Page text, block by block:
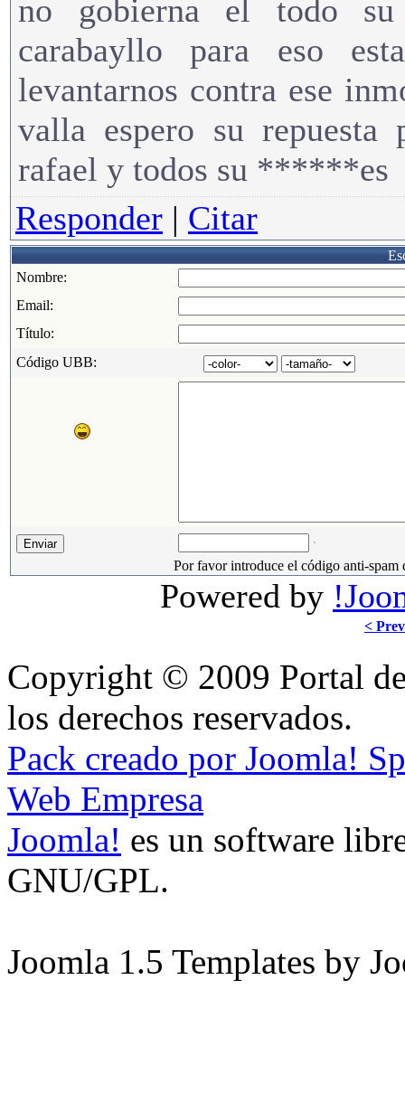
no gobierna el todo
carabayllo para eso
levantarnos contra ese
valla espero su repuesta
rafael y todos su ******es
Responder | Citar
Nombre:
Email:
Título:
Código UBB:
Por favor introduce el código anti-spam
Powered by
< Prev
Copyright © 2009 Portal
los derechos reservados.
Pack creado por Joomla!
Web Empresa
Joomla! es un software
GNU/GPL.
Joomla 1.5 Templates by